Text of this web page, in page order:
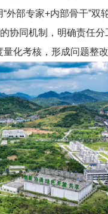
部专家+内部骨干”双
协同机制，明确责任
化考核，形成问题整